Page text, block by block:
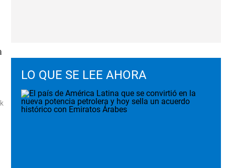
LO QUE SE LEE AHORA